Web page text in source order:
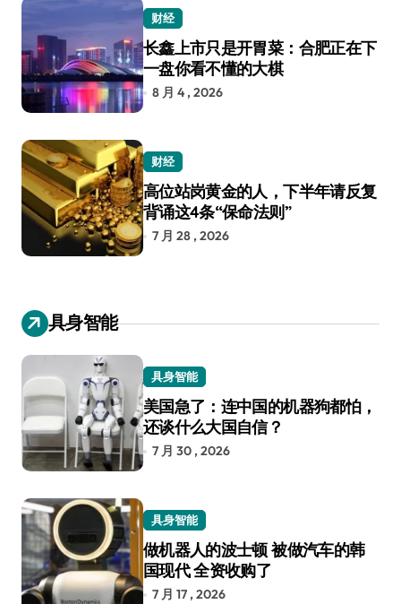
财经
长鑫上市只是开胃菜：合肥正在下
一盘你看不懂的大棋
8 月 4 , 2026
财经
高位站岗黄金的人，下半年请反复
背诵这4条“保命法则”
7 月 28 , 2026
具身智能
具身智能
美国急了：连中国的机器狗都怕，
还谈什么大国自信？
7 月 30 , 2026
具身智能
做机器人的波士顿 被做汽车的韩
国现代 全资收购了
7 月 17 , 2026